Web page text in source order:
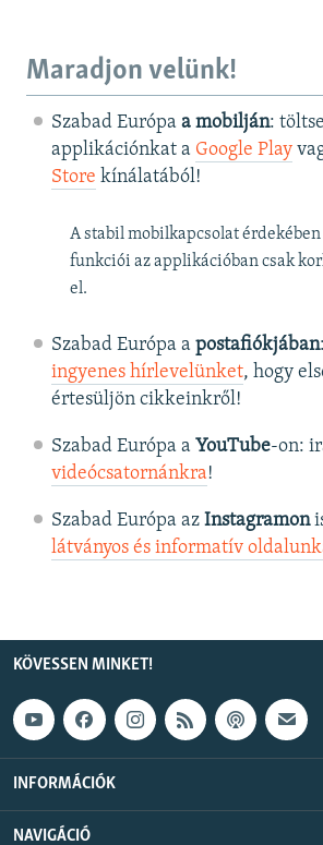
Maradjon velünk!
Szabad Európa a mobilján:
applikációnkat a Google Play
Store kínálatából!
A stabil mobilkapcsolat érdekében
funkciói az applikációban csak
el.
Szabad Európa a postafiókjában
ingyenes hírlevelünket, hogy
értesüljön cikkeinkről!
Szabad Európa a YouTube-on:
videócsatornánkra!
Szabad Európa az Instagramon
látványos és informatív
KÖVESSEN MINKET!
INFORMÁCIÓK
NAVIGÁCIÓ